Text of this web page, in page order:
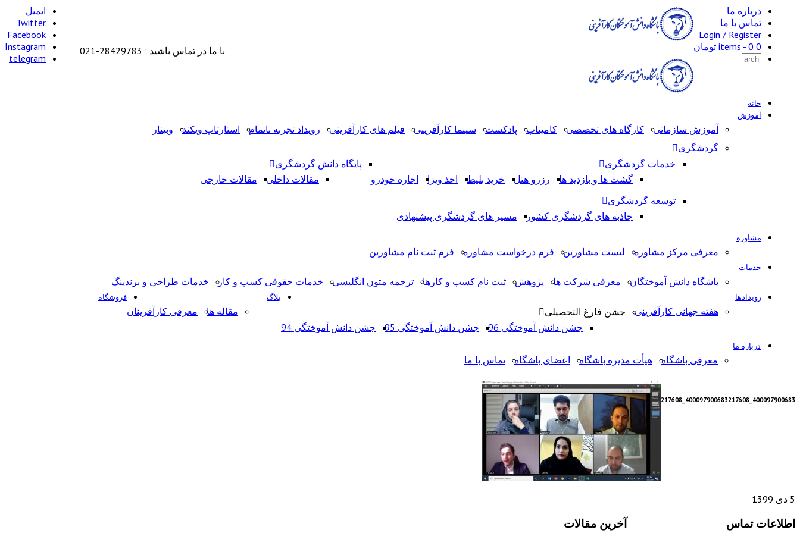
درباره ما
تماس با ما
Login / Register
0 items -
0 تومان
ایمیل
Twitter
Facebook
Instagram
telegram
با ما در تماس باشید : 28429783-021
خانه
آموزش
آموزش سازمانی کارگاه های تخصصی کامیتاپ پادکست سینما کارآفرینی فیلم های کارآفرینی رویداد تجربه ناتمام استارتاپ ویکند
وبینار
گردشگری
خدمات گردشگری
گشت ها و بازدید ها
رزرو هتل خرید بلیط اخذ ویزا اجاره خودرو
پایگاه دانش گردشگری
مقالات داخلی
مقالات خارجی
توسعه گردشگری
جاذبه های گردشگری کشور
مسیر های گردشگری پیشنهادی
مشاوره
معرفی مرکز مشاوره لیست مشاورین فرم درخواست مشاوره فرم ثبت نام مشاورین
خدمات
باشگاه دانش آموختگان معرفی شرکت ها پژوهش ثبت نام کسب و کارها ترجمه متون انگلیسی خدمات حقوقی کسب و کار خدمات طراحی و برندینگ
رویدادها
هفته جهانی کارآفرینی
جشن فارغ التحصیلی
جشن دانش آموختگی 96
جشن دانش آموختگی 95 جشن دانش آموختگی 94
بلاگ
مقاله ها معرفی کارآفرینان
فروشگاه
درباره ما
معرفی باشگاه هیأت مدیره باشگاه اعضای باشگاه تماس با ما
400097900683_217608
400097900683_217608
5 دی 1399
اطلاعات تماس آخرین مقالات